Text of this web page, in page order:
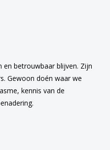
en betrouwbaar blijven. Zijn
Gewoon doén waar we
kennis van de